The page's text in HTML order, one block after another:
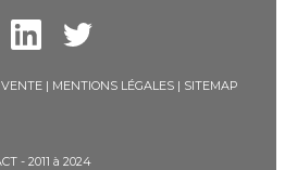
| MENTIONS LÉGALES | SITEMAP
- 2011 à 2024